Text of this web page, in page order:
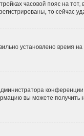
часовой пояс на тот,
то сейчас
установлено время
вы можете получить